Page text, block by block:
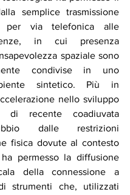
semplice trasmissione
per via telefonica alle
in cui presenza
spaziale sono
condivise in uno
sintetico. Più in
nello sviluppo
di recente coadiuvata
dalle restrizioni
fisica dovute al contesto
permesso la diffusione
della connessione a
strumenti che, utilizzati